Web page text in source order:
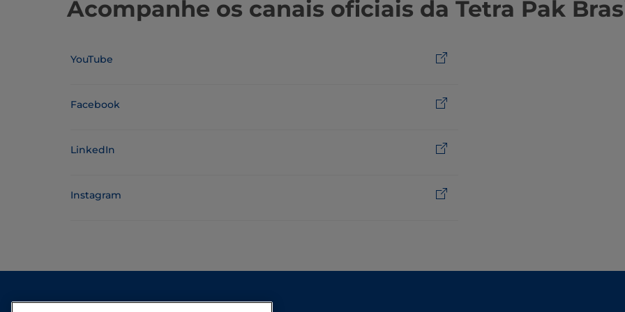
Acompanhe os canais oficiais da Tetra Pak
YouTube
Facebook
LinkedIn
Instagram